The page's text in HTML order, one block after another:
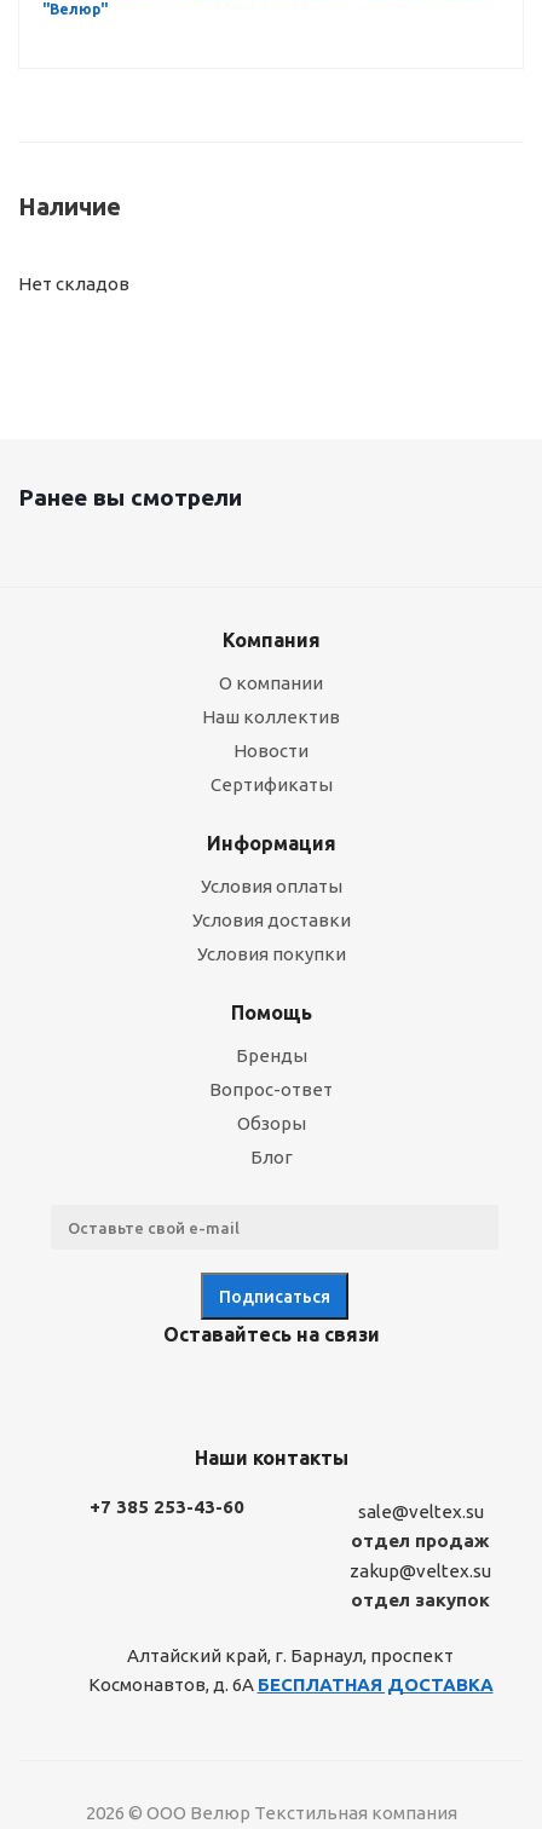
"Велюр"
Наличие
Нет складов
Ранее вы смотрели
Компания
О компании
Наш коллектив
Новости
Сертификаты
Информация
Условия оплаты
Условия доставки
Условия покупки
Помощь
Бренды
Вопрос-ответ
Обзоры
Блог
Оставайтесь на связи
Наши контакты
+7 385 253-43-60
sale@veltex.su
отдел продаж
zakup@veltex.su
отдел закупок
Алтайский край, г. Барнаул, проспект
Космонавтов, д. 6А БЕСПЛАТНАЯ ДОСТАВКА
2026 © ООО Велюр Текстильная компания